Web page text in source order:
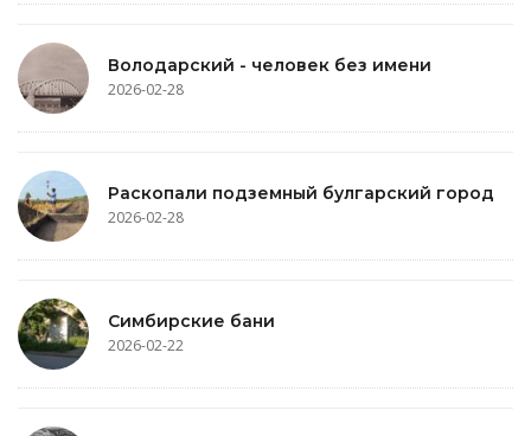
Володарский - человек без имени
2026-02-28
Раскопали подземный булгарский город
2026-02-28
Симбирские бани
2026-02-22